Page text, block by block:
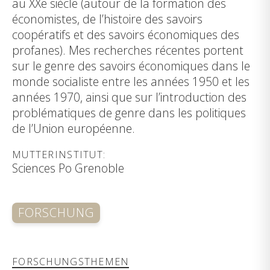
au XXe siècle (autour de la formation des
économistes, de l’histoire des savoirs
coopératifs et des savoirs économiques des
profanes). Mes recherches récentes portent
sur le genre des savoirs économiques dans le
monde socialiste entre les années 1950 et les
années 1970, ainsi que sur l’introduction des
problématiques de genre dans les politiques
de l’Union européenne.
MUTTERINSTITUT:
Sciences Po Grenoble
FORSCHUNG
FORSCHUNGSTHEMEN